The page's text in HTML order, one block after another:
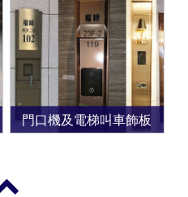
門口機及電梯叫車飾板